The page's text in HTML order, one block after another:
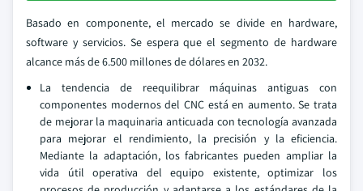
Basado en componente, el mercado se divide en hardware,
software y servicios. Se espera que el segmento de hardware
alcance más de 6.500 millones de dólares en 2032.
La tendencia de reequilibrar máquinas antiguas con
componentes modernos del CNC está en aumento. Se trata
de mejorar la maquinaria anticuada con tecnología avanzada
para mejorar el rendimiento, la precisión y la eficiencia.
Mediante la adaptación, los fabricantes pueden ampliar la
vida útil operativa del equipo existente, optimizar los